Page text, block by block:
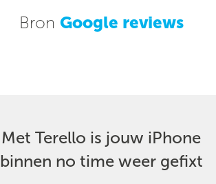
Bron Google reviews
Met Terello is jouw iPhone
binnen no time weer gefixt